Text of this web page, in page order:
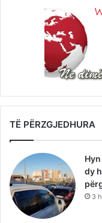
TË PËRZGJEDHURA
dy
3